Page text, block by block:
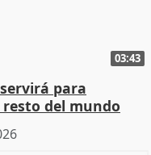
03:43
para
del mundo